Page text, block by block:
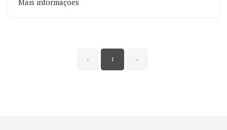
Mais informações
‹ 1 ›